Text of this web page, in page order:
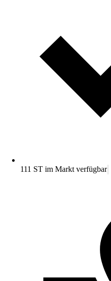
111 ST im Markt verfügbar